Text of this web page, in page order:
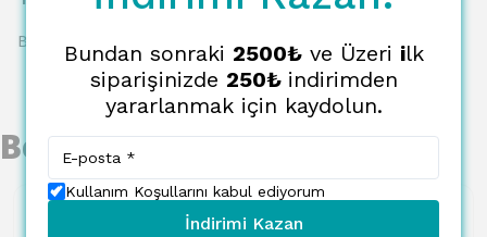
Bu ürün için henüz yorum yapılmamış.
Benzer Ürünler
Bundan sonraki 2500₺ve Üzeri ilk
siparişinizde 250₺ indirimden
yararlanmak için kaydolun.
Kullanım Koşullarını kabul ediyorum
İndirimi Kazan